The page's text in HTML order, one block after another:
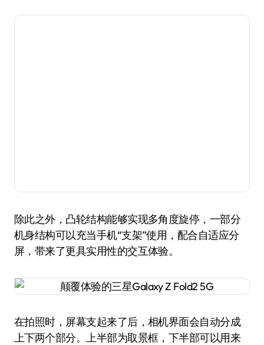
除此之外，凸轮结构能够实现多角度旋停，一部分
机身结构可以充当手机“支架”使用，配合自适应分
屏，带来了更具实用性的交互体验。
在拍照时，屏幕支起来了后，相机界面会自动分成
上下两个部分。上半部为取景框，下半部可以用来